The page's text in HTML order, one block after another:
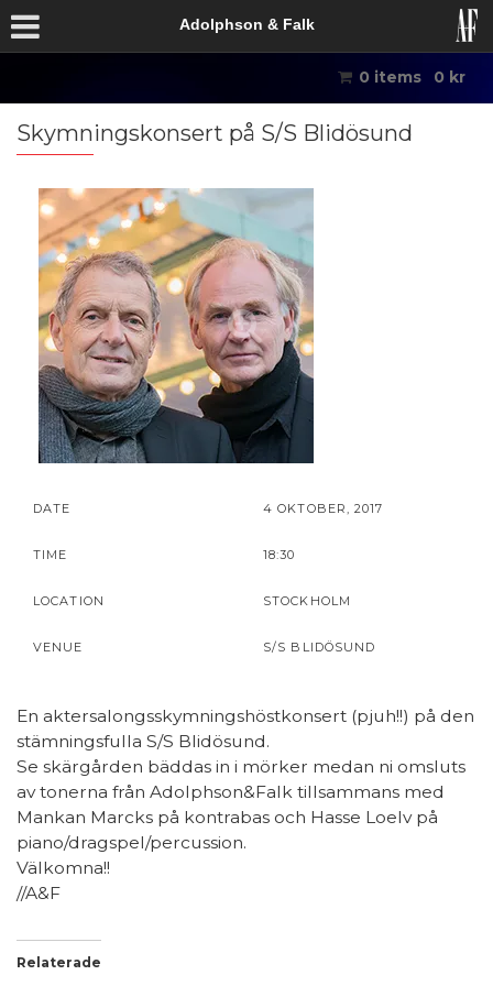
Adolphson & Falk
0 items 0 kr
Skymningskonsert på S/S Blidösund
DATE 4 OKTOBER, 2017
TIME 18:30
LOCATION STOCKHOLM
VENUE S/S BLIDÖSUND
En aktersalongsskymningshöstkonsert (pjuh!!) på den
stämningsfulla S/S Blidösund.
Se skärgården bäddas in i mörker medan ni omsluts
av tonerna från Adolphson&Falk tillsammans med
Mankan Marcks på kontrabas och Hasse Loelv på
piano/dragspel/percussion.
Välkomna!!
//A&F
Relaterade